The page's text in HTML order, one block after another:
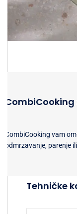
CombiCooking vam
odmrzavanje, parenje
Tehničke